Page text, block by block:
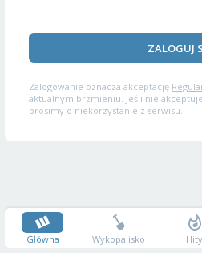
ZALOGUJ
Zalogowanie oznacza akceptację
aktualnym brzmieniu. Jeśli nie
prosimy o niekorzystanie z serwisu.
Główna Wykopalisko Hity